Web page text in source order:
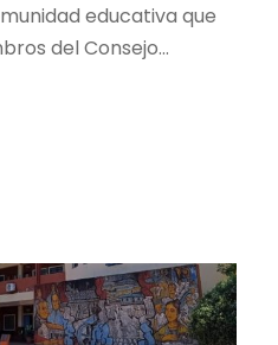
educativa que
del Consejo...